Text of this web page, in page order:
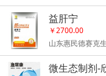
益肝宁
￥2700.00
山东惠民德赛克
微生态制剂-